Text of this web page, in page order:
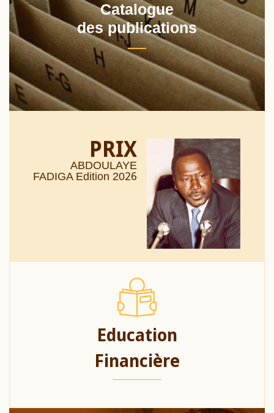
Catalogue
des publications
PRIX
ABDOULAYE
FADIGA Edition 2026
Education
Financière